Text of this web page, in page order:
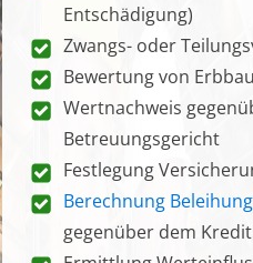
Entschädigung)
Zwangs- oder
Bewertung von
Wertnachweis
Betreuungsgericht
Festlegung
Berechnung
gegenüber dem